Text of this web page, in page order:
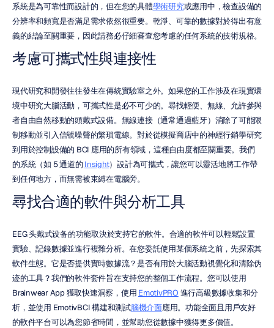
系統是為可靠性而設計的，但在您的具體學術研究或應用中，檢查設備的
分辨率和頻寬是否滿足需求依然很重要。乾淨、可靠的數據對於得出有意
義的結論至關重要，因此請務必仔細審查您考慮的任何系統的技術規格。
考慮可攜式性與連接性
現代研究和開發往往發生在傳統實驗室之外。如果您的工作涉及在現實環
境中研究大腦活動，可攜式性是必不可少的。尋找輕便、無線、允許參與
者自由自然移動的頭戴式設備。無線連接（通常通過藍牙）消除了可能限
制移動並引入信號噪聲的繁瑣電線。對於從模擬商店中的神經行銷學研究
到用於控制設備的 BCI 應用的所有領域，這種自由度都至關重要。我們
的系統（如 5 通道的 Insight）設計為可攜式，讓您可以靈活地將工作帶
到任何地方，而無需被束縛在電腦旁。
尋找合適的軟件與分析工具
EEG 头戴式设备的功能取決於支持它的軟件。合適的軟件可以輕鬆設置
實驗、記錄數據並進行複雜分析。在您委託使用某個系統之前，先探索其
軟件生態。它是否提供實時數據流？是否有用於大腦活動視覺化和清除伪
迹的工具？我們的軟件套件旨在支持您的整個工作流程。您可以使用
Brainwear App 獲取快速洞察，使用 EmotivPRO 進行高級數據收集和分
析，並使用 EmotivBCI 構建和測試腦機介面應用。功能全面且用戶友好
的軟件平台可以為您節省時間，並幫助您從數據中獲得更多價值。